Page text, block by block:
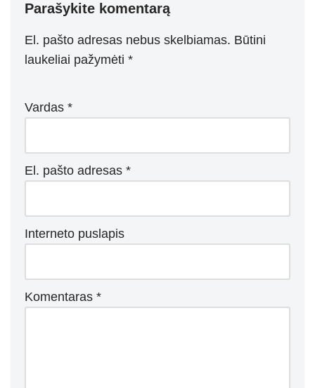
Parašykite komentarą
El. pašto adresas nebus skelbiamas. Būtini
laukeliai pažymėti *
Vardas *
El. pašto adresas *
Interneto puslapis
Komentaras *